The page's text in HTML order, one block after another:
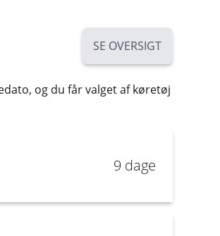
SE OVERSIGT
og du får valget af køretøj
9 dage